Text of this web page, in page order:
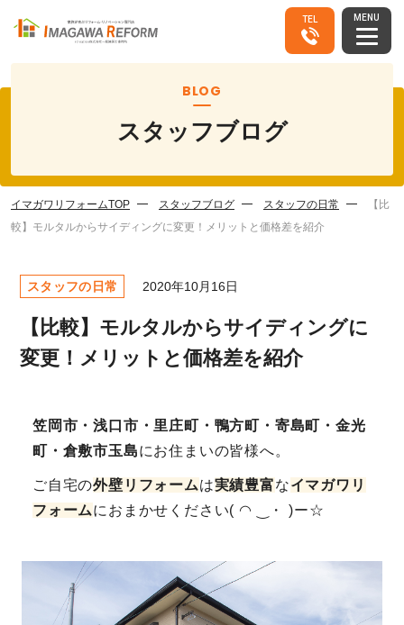
TEL MENU
BLOG
スタッフブログ
イマガワリフォームTOP スタッフブログ スタッフの日常
【比
較】モルタルからサイディングに変更！メリットと価格差を紹介
スタッフの日常 2020年10月16日
【比較】モルタルからサイディングに
変更！メリットと価格差を紹介
笠岡市・浅口市・里庄町・鴨方町・寄島町・金光
町・倉敷市玉島にお住まいの皆様へ。
ご自宅の外壁リフォームは実績豊富なイマガワリ
フォームにおまかせください( ◠ ‿・ )ー☆